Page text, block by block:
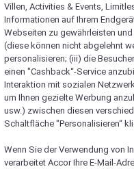
Villen, Activities & Events,
Informationen auf Ihrem
Webseiten zu gewährleisten
(diese können nicht abgelehnt
personalisieren; (iii) die
einen "Cashback“-Service
Interaktion mit sozialen
um Ihnen gezielte Werbung
usw.) zwischen diesen
Schaltfläche "Personalisieren“
Wenn Sie der Verwendung von
verarbeitet Accor Ihre E-Mail-